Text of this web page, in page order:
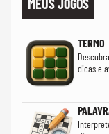
TERMO
dicas e